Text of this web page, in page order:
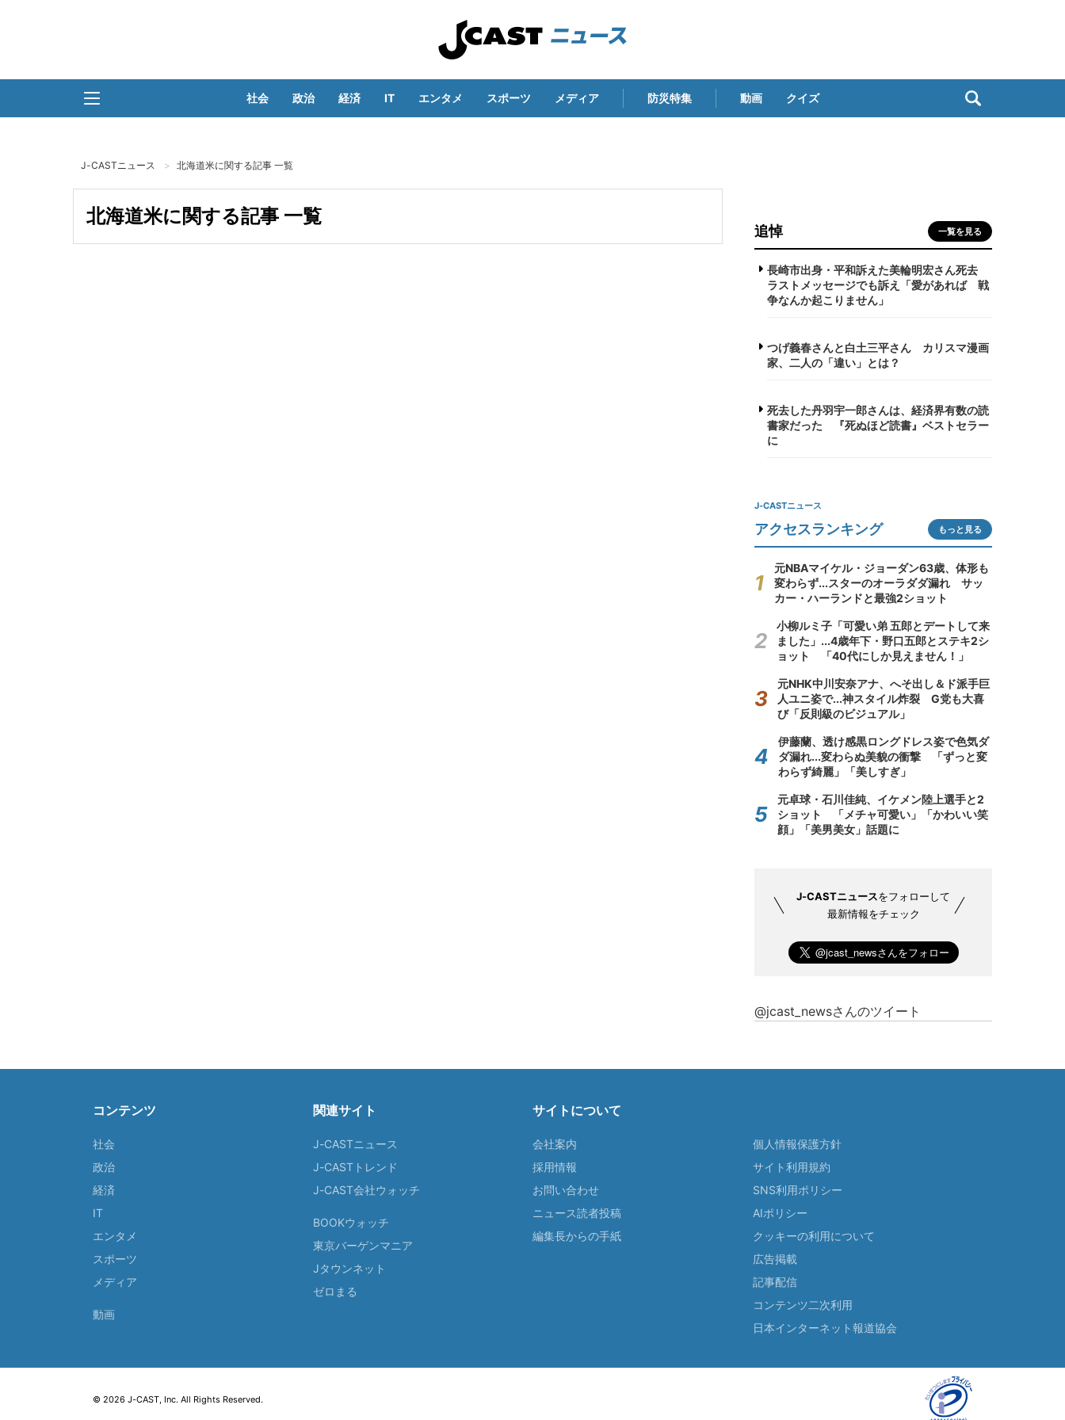
社会 政治 経済 IT エンタメ スポーツ メディア 防災特集 動画 クイズ
J-CASTニュース 北海道米に関する記事 一覧
北海道米に関する記事 一覧
追悼 一覧を見る
長崎市出身・平和訴えた美輪明宏さん死去
ラストメッセージでも訴え「愛があれば 戦
争なんか起こりません」
つげ義春さんと白土三平さん カリスマ漫画
家、二人の「違い」とは？
死去した丹羽宇一郎さんは、経済界有数の読
書家だった 『死ぬほど読書』ベストセラー
に
J-CASTニュース
アクセスランキング もっと見る
元NBAマイケル・ジョーダン63歳、体形も
変わらず...スターのオーラダダ漏れ サッ
カー・ハーランドと最強2ショット
小柳ルミ子「可愛い弟 五郎とデートして来
ました」...4歳年下・野口五郎とステキ2シ
ョット 「40代にしか見えません！」
元NHK中川安奈アナ、へそ出し＆ド派手巨
人ユニ姿で...神スタイル炸裂 G党も大喜
び「反則級のビジュアル」
伊藤蘭、透け感黒ロングドレス姿で色気ダ
ダ漏れ...変わらぬ美貌の衝撃 「ずっと変
わらず綺麗」「美しすぎ」
元卓球・石川佳純、イケメン陸上選手と2
ショット 「メチャ可愛い」「かわいい笑
顔」「美男美女」話題に
J-CASTニュースをフォローして
最新情報をチェック
@jcast_newsさんのツイート
コンテンツ
社会
政治
経済
IT
エンタメ
スポーツ
メディア
動画
関連サイト
J-CASTニュース
J-CASTトレンド
J-CAST会社ウォッチ
BOOKウォッチ
東京バーゲンマニア
Jタウンネット
ゼロまる
サイトについて
会社案内
採用情報
お問い合わせ
ニュース読者投稿
編集長からの手紙
個人情報保護方針
サイト利用規約
SNS利用ポリシー
AIポリシー
クッキーの利用について
広告掲載
記事配信
コンテンツ二次利用
日本インターネット報道協会
© 2026 J-CAST, Inc. All Rights Reserved.